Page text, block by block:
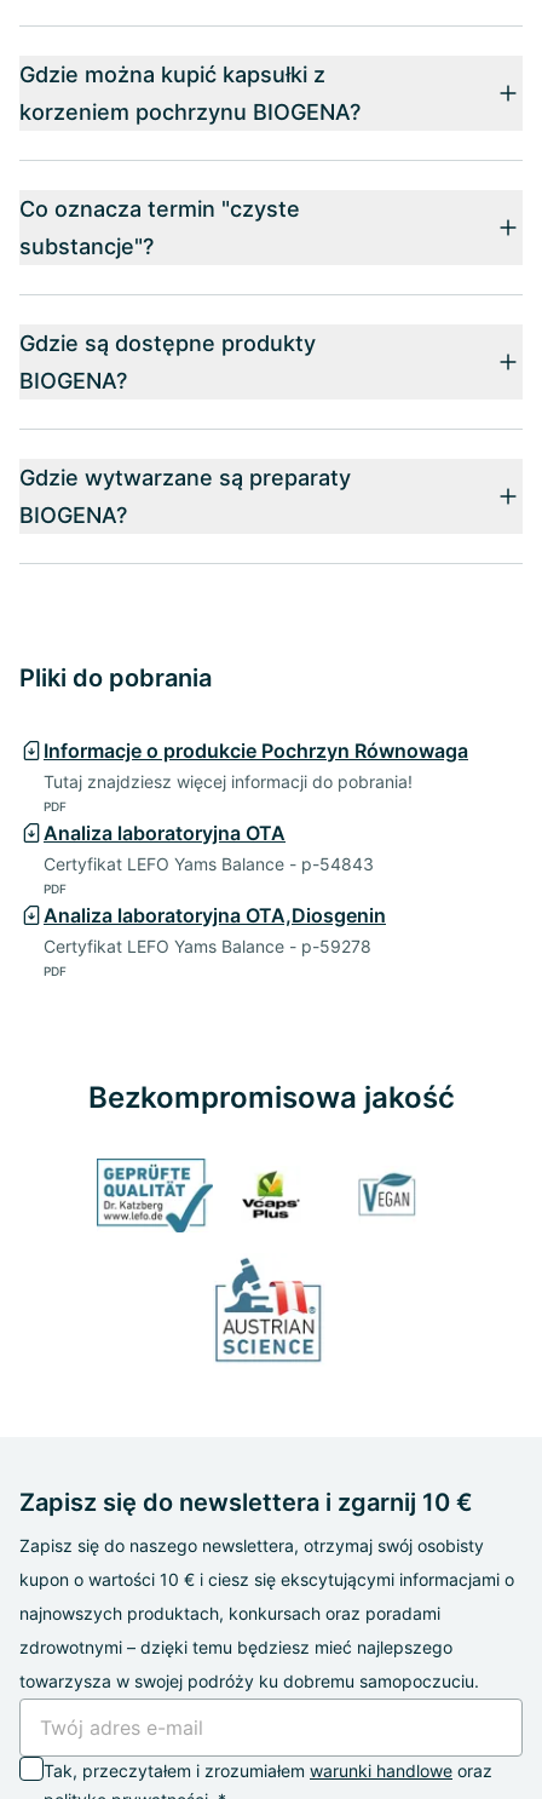
Gdzie można kupić kapsułki z
korzeniem pochrzynu BIOGENA?
Co oznacza termin "czyste
substancje"?
Gdzie są dostępne produkty
BIOGENA?
Gdzie wytwarzane są preparaty
BIOGENA?
Pliki do pobrania
Informacje o produkcie Pochrzyn Równowaga
Tutaj znajdziesz więcej informacji do pobrania!
PDF
Analiza laboratoryjna OTA
Certyfikat LEFO Yams Balance - p-54843
PDF
Analiza laboratoryjna OTA,Diosgenin
Certyfikat LEFO Yams Balance - p-59278
PDF
Bezkompromisowa jakość
Zapisz się do newslettera i zgarnij 10 €
Zapisz się do naszego newslettera, otrzymaj swój osobisty
kupon o wartości 10 € i ciesz się ekscytującymi informacjami o
najnowszych produktach, konkursach oraz poradami
zdrowotnymi – dzięki temu będziesz mieć najlepszego
towarzysza w swojej podróży ku dobremu samopoczuciu.
Tak, przeczytałem i zrozumiałem warunki handlowe oraz